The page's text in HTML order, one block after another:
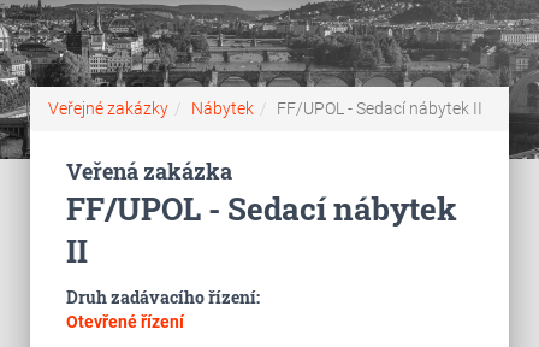
Veřejné zakázky Nábytek FF/UPOL - Sedací nábytek II
Veřená zakázka
FF/UPOL - Sedací nábytek
II
Druh zadávacího řízení:
Otevřené řízení